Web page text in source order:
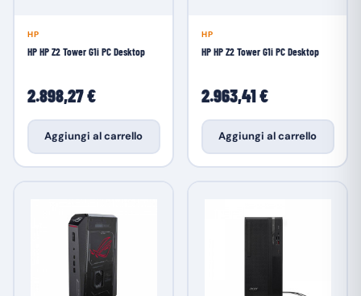
HP
HP HP Z2 Tower G1i PC Desktop
2.898,27 €
Aggiungi al carrello
HP
HP HP Z2 Tower G1i PC Desktop
2.963,41 €
Aggiungi al carrello